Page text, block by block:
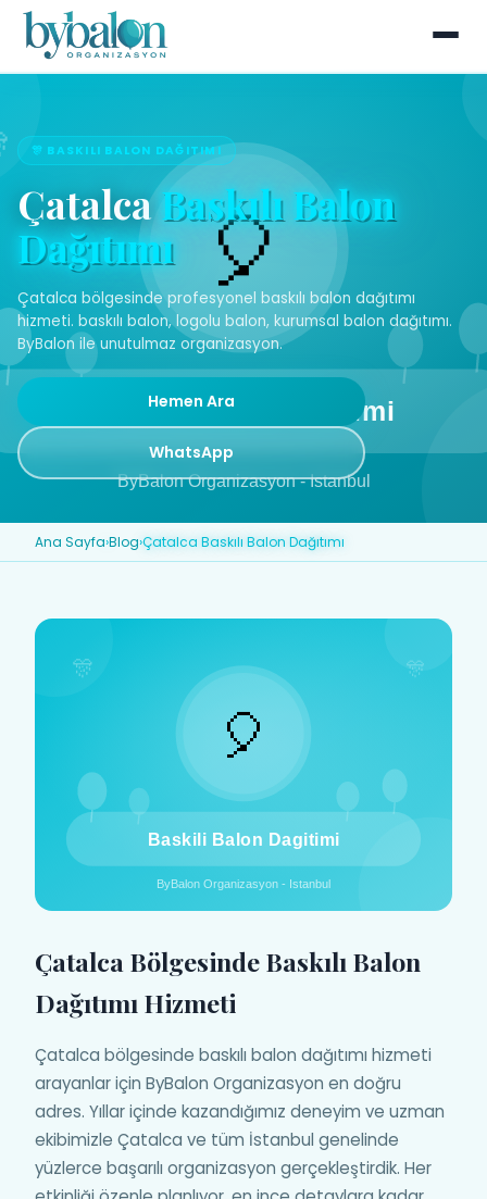
🎊 BASKILI BALON DAĞITIMI
ÇatalcaBaskılı Balon
Dağıtımı
Çatalca bölgesinde profesyonel baskılı balon dağıtımı
hizmeti. baskılı balon, logolu balon, kurumsal balon dağıtımı.
ByBalon ile unutulmaz organizasyon.
Hemen Ara
WhatsApp
Ana Sayfa›Blog›Çatalca Baskılı Balon Dağıtımı
Çatalca Bölgesinde Baskılı Balon
Dağıtımı Hizmeti
Çatalca bölgesinde baskılı balon dağıtımı hizmeti
arayanlar için ByBalon Organizasyon en doğru
adres. Yıllar içinde kazandığımız deneyim ve uzman
ekibimizle Çatalca ve tüm İstanbul genelinde
yüzlerce başarılı organizasyon gerçekleştirdik. Her